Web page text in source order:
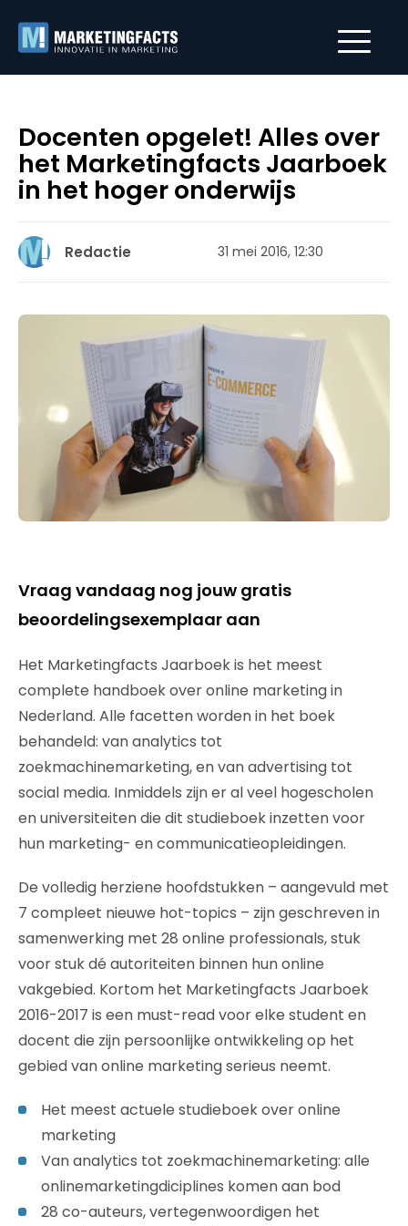
Docenten opgelet! Alles over
het Marketingfacts Jaarboek
in het hoger onderwijs
Redactie 31 mei 2016, 12:30
Vraag vandaag nog jouw gratis
beoordelingsexemplaar aan
Het Marketingfacts Jaarboek is het meest
complete handboek over online marketing in
Nederland. Alle facetten worden in het boek
behandeld: van analytics tot
zoekmachinemarketing, en van advertising tot
social media. Inmiddels zijn er al veel hogescholen
en universiteiten die dit studieboek inzetten voor
hun marketing- en communicatieopleidingen.
De volledig herziene hoofdstukken – aangevuld met
7 compleet nieuwe hot-topics – zijn geschreven in
samenwerking met 28 online professionals, stuk
voor stuk dé autoriteiten binnen hun online
vakgebied. Kortom het Marketingfacts Jaarboek
2016-2017 is een must-read voor elke student en
docent die zijn persoonlijke ontwikkeling op het
gebied van online marketing serieus neemt.
Het meest actuele studieboek over online
marketing
Van analytics tot zoekmachinemarketing: alle
onlinemarketingdiciplines komen aan bod​
28 co-auteurs, vertegenwoordigen het